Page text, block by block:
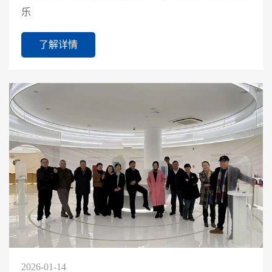
乐
了解详情
2026-01-14